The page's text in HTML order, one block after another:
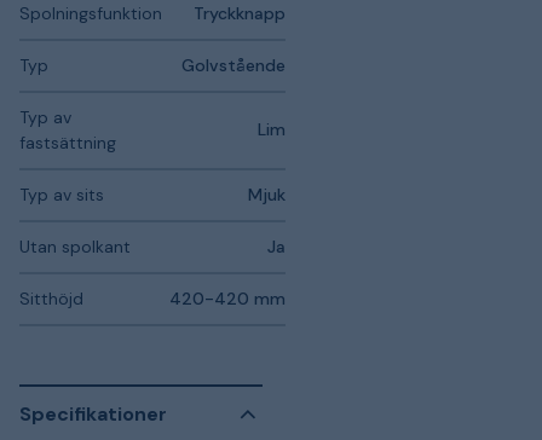
Spolningsfunktion Tryckknapp
Typ Golvstående
Typ av
fastsättning
Lim
Typ av sits Mjuk
Utan spolkant Ja
Sitthöjd 420-420 mm
Specifikationer